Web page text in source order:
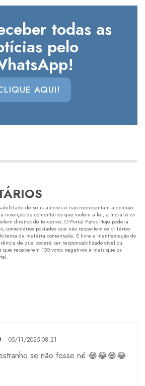
todas as
pelo
AQUI!
de seus autores e não representam a opinião
inserção de comentários que violem a lei, a moral e os
direitos de terceiros. O Portal Patos Hoje poderá
comentários postados que não respeitem os critérios
tema da matéria comentada. É livre a manifestação do
de que poderá ser responsabilizado cível ou
receberem 100 votos negativos a mais que os
05/11/2025 08:21
se não fosse né 😂😂😂😂